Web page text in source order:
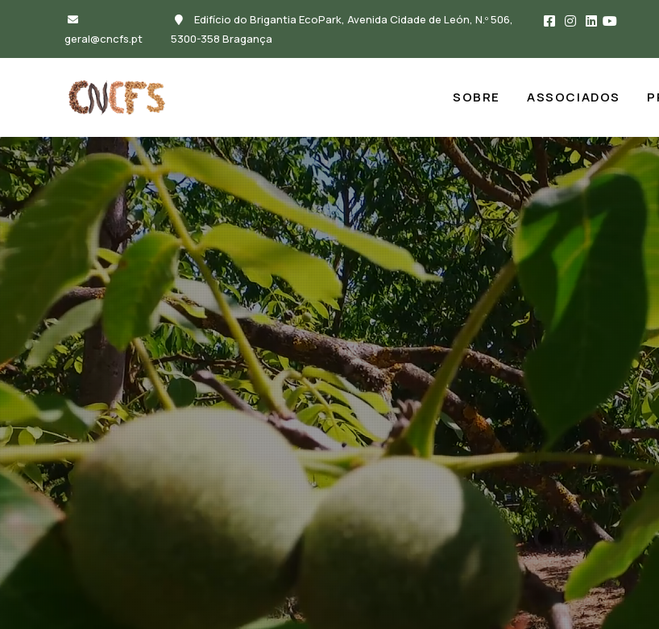
Passar para o conteúdo principal
geral@cncfs.pt
Edifício do Brigantia EcoPark, Avenida Cidade de León, N.º 506,
5300-358 Bragança
SOBRE ASSOCIADOS